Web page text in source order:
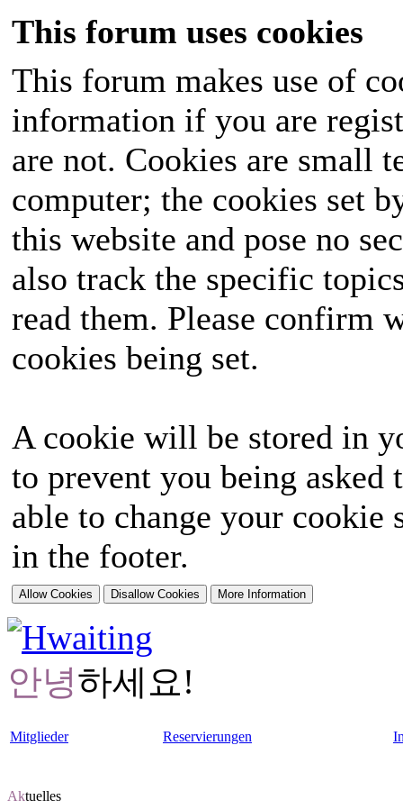
This forum uses cookies
This forum makes use of
information if you are
are not. Cookies are small
computer; the cookies set
this website and pose no
also track the specific
read them. Please confirm
cookies being set.
A cookie will be stored in
to prevent you being
able to change your
in the footer.
안녕하세요!
Mitglieder Reservierungen
Aktuelles